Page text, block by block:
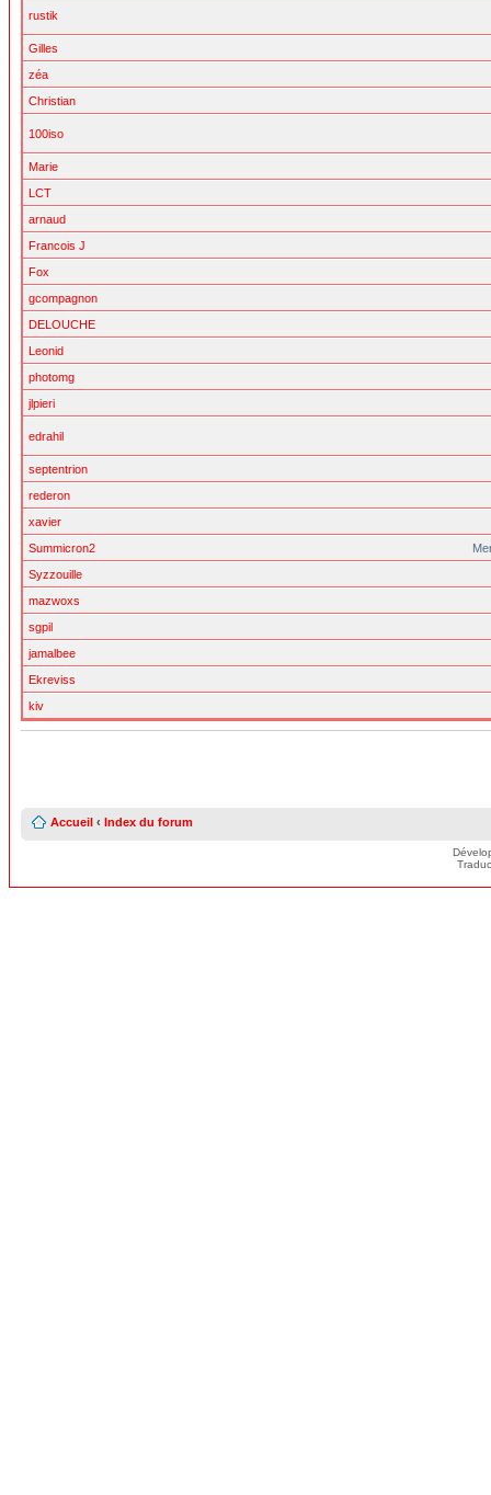
rustik
Gilles
zéa
Christian
100iso
Marie
LCT
arnaud
Francois J
Fox
gcompagnon
DELOUCHE
Leonid
photomg
jlpieri
edrahil
septentrion
rederon
xavier
Summicron2
Syzzouille
mazwoxs
sgpil
jamalbee
Ekreviss
kiv
Accueil ‹ Index du forum